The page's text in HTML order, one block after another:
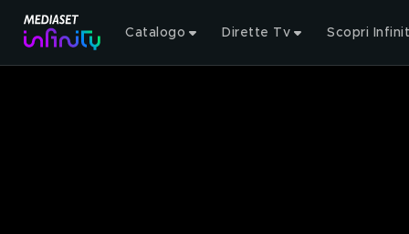
Catalogo Dirette Tv Scopri